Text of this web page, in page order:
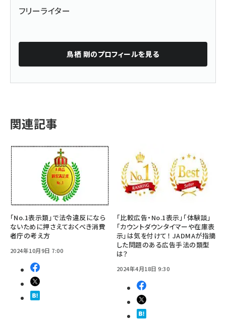
フリーライター
鳥栖 剛のプロフィールを見る
関連記事
「No.1表示類」で法令違反になら
ないために押さえておくべき消費
者庁の考え方
2024年10月9日 7:00
「比較広告・No.1表示」「体験談」
「カウントダウンタイマーや在庫表
示」は気を付けて！ JADMAが指摘
した問題のある広告手法の類型
は？
2024年4月18日 9:30